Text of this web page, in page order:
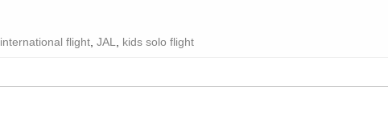
international flight, JAL kids solo flight